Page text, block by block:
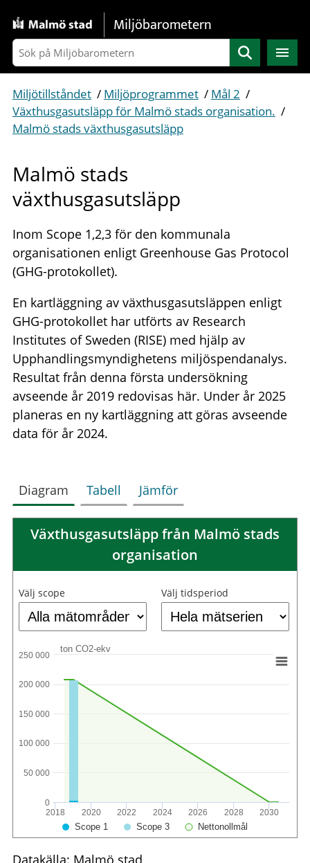
Gå direkt till sidans innehåll
Miljöbarometern
Sök
Miljötillståndet / Miljöprogrammet / Mål 2 /
Växthusgasutsläpp för Malmö stads organisation. /
Malmö stads växthusgasutsläpp
Malmö stads
växthusgasutsläpp
Inom Scope 1,2,3 för den kommunala
organisationen enligt Greenhouse Gas Protocol
(GHG-protokollet).
En kartläggning av växthusgasutsläppen enligt
GHG-protokollet har utförts av Research
Institutes of Sweden (RISE) med hjälp av
Upphandlingsmyndighetens miljöspendanalys.
Resultat från denna första undersökning
avseende år 2019 redovisas här. Under år 2025
planeras en ny kartläggning att göras avseende
data för år 2024.
Diagram Tabell Jämför
Växthusgasutsläpp från Malmö stads
organisation
Välj scope Välj tidsperiod
ton CO2-ekv
Scope 1 Scope 3 Nettonollmål
2018 2020 2022 2024 2026 2028 2030
0
50 000
100 000
150 000
200 000
250 000
Datakälla: Malmö stad